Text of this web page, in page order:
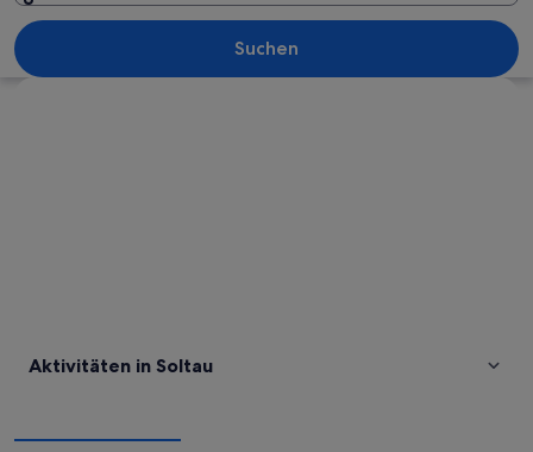
Eine Achterbahn mit Loopings,
Suchen
Aktivitäten in Soltau